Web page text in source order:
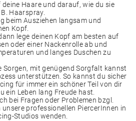
Haare und darauf, wie du sie
Haarspray.
beim Ausziehen langsam und
Kopf.
lege deinen Kopf am besten auf
oder einer Nackenrolle ab und
und langes Duschen zu
Sorgen, mit genügend Sorgfalt kannst
unterstützen. So kannst du sicher
für immer ein schöner Teil von dir
ein Leben lang Freude hast.
bei Fragen oder Problemen bzgl.
unsere professionellen PiercerInnen in
Studios wenden.